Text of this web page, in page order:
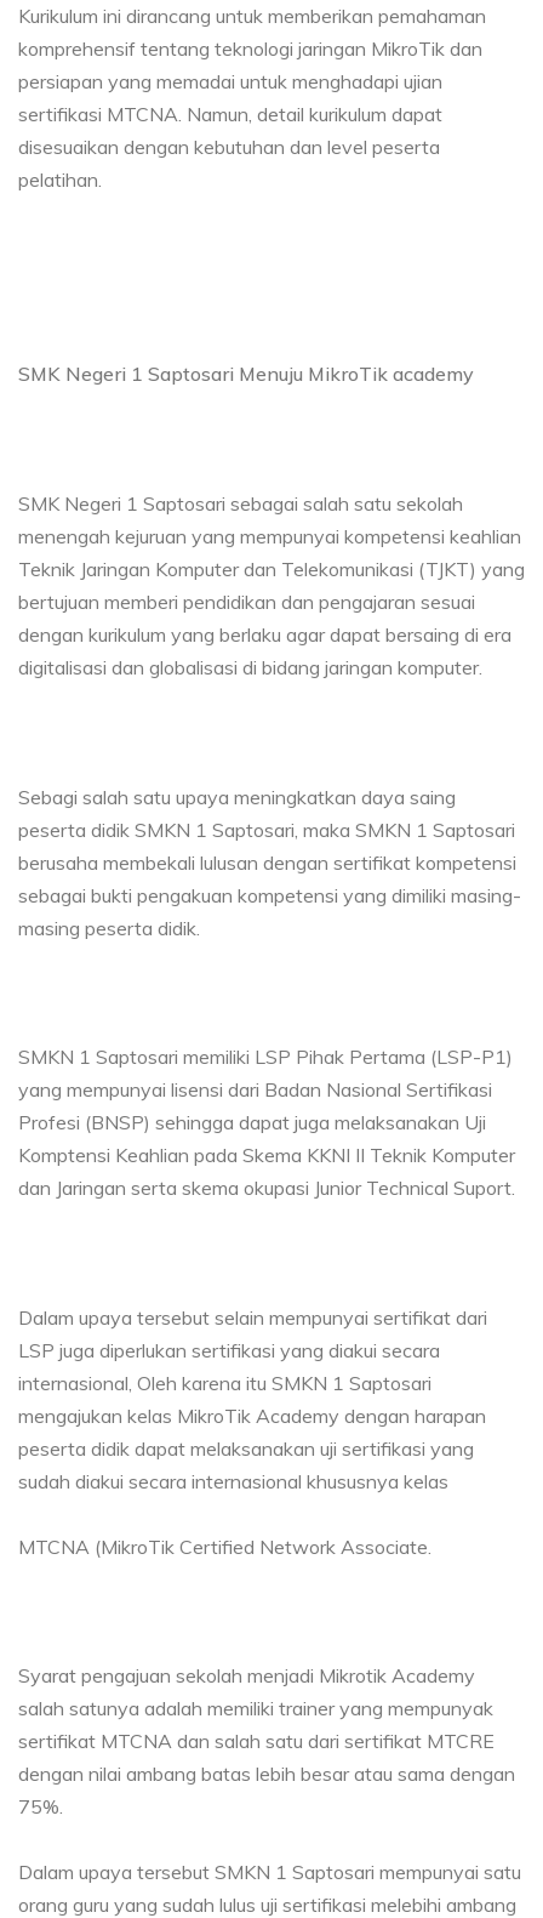
Kurikulum ini dirancang untuk memberikan pemahaman
komprehensif tentang teknologi jaringan MikroTik dan
persiapan yang memadai untuk menghadapi ujian
sertifikasi MTCNA. Namun, detail kurikulum dapat
disesuaikan dengan kebutuhan dan level peserta
pelatihan.
SMK Negeri 1 Saptosari Menuju MikroTik academy
SMK Negeri 1 Saptosari sebagai salah satu sekolah
menengah kejuruan yang mempunyai kompetensi keahlian
Teknik Jaringan Komputer dan Telekomunikasi (TJKT) yang
bertujuan memberi pendidikan dan pengajaran sesuai
dengan kurikulum yang berlaku agar dapat bersaing di era
digitalisasi dan globalisasi di bidang jaringan komputer.
Sebagi salah satu upaya meningkatkan daya saing
peserta didik SMKN 1 Saptosari, maka SMKN 1 Saptosari
berusaha membekali lulusan dengan sertifikat kompetensi
sebagai bukti pengakuan kompetensi yang dimiliki masing-
masing peserta didik.
SMKN 1 Saptosari memiliki LSP Pihak Pertama (LSP-P1)
yang mempunyai lisensi dari Badan Nasional Sertifikasi
Profesi (BNSP) sehingga dapat juga melaksanakan Uji
Komptensi Keahlian pada Skema KKNI II Teknik Komputer
dan Jaringan serta skema okupasi Junior Technical Suport.
Dalam upaya tersebut selain mempunyai sertifikat dari
LSP juga diperlukan sertifikasi yang diakui secara
internasional, Oleh karena itu SMKN 1 Saptosari
mengajukan kelas MikroTik Academy dengan harapan
peserta didik dapat melaksanakan uji sertifikasi yang
sudah diakui secara internasional khususnya kelas
MTCNA (MikroTik Certified Network Associate.
Syarat pengajuan sekolah menjadi Mikrotik Academy
salah satunya adalah memiliki trainer yang mempunyak
sertifikat MTCNA dan salah satu dari sertifikat MTCRE
dengan nilai ambang batas lebih besar atau sama dengan
75%.
Dalam upaya tersebut SMKN 1 Saptosari mempunyai satu
orang guru yang sudah lulus uji sertifikasi melebihi ambang